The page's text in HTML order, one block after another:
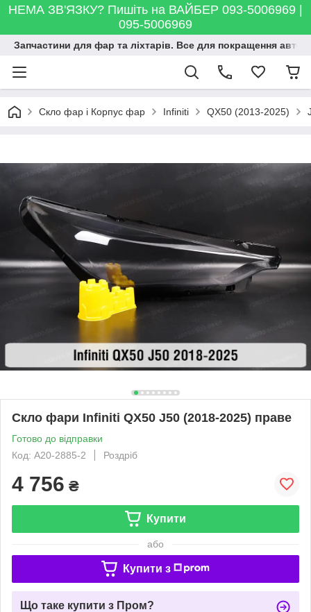
НЕМА ЗВ'ЯЗКУ? Пишіть на ВАЙБЕР 093-5006969 |
095-5006969
Запчастини для фар та ліхтарів. Все для покращення
Скло фар і Корпус фар Infiniti QX50 (2013-2025)
Скло фари Infiniti QX50 J50 (2018-2025) праве
Готово до відправки
Код: A20-2885-2
Роздріб
4 756 ₴
Купити
або
Купити з
Що таке купити з Пром?